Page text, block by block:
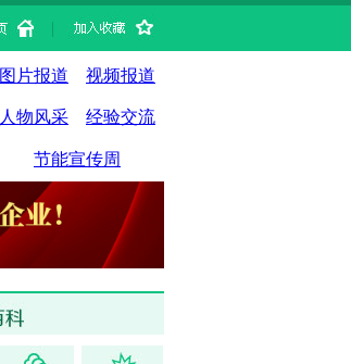
|
图片报道 视频报道
人物风采 经验交流
节能宣传周